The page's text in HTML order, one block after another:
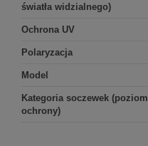
światła widzialnego)
Ochrona UV
Polaryzacja
Model
Kategoria soczewek (poziom
ochrony)